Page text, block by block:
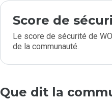
Score de
Le score de sécurité de
de la communauté.
Que dit la